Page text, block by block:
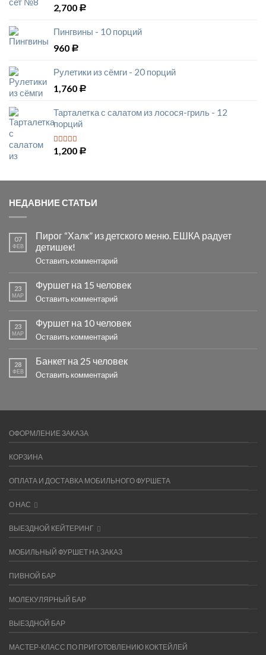
5из 5
2,700 Р
Пингвины - 10 порций
960 Р
Рулетики из сёмги - 20 порций
1,760 Р
Тарталетка с салатом из лосося-гриль - 12
порций
5 из 5
1,200 Р
НЕДАВНИЕ СТАТЬИ
07
ФЕВ
Пирог “Халк” из детского меню. ЕШКА радует
детишек!
Оставить комментарий
23
МАР
Фуршет на 15 человек
Оставить комментарий
23
МАР
Фуршет на 10 человек
Оставить комментарий
28
ФЕВ
Банкет на 25 человек
Оставить комментарий
ОФОРМЛЕНИЕ ЗАКАЗА
КОРЗИНА
ОПЛАТА И ДОСТАВКА МОБИЛЬНОГО ФУРШЕТА
О НАС
ВЫЕЗДНОЙ КЕЙТЕРИНГ
МОБИЛЬНЫЙ ФУРШЕТ НА ЗАКАЗ
ПИВНОЙ БАР
МОЛЕКУЛЯРНЫЙ БАР
ВЫЕЗДНОЙ БАР
МАСТЕР-КЛАСС ПО ПРИГОТОВЛЕНИЮ КОКТЕЙЛЕЙ